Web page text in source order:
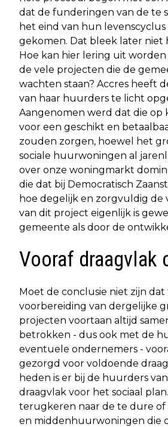
dat de funderingen van de te
het eind van hun levenscyclus
gekomen. Dat bleek later niet
Hoe kan hier lering uit
de vele projecten die de
wachten staan? Accres heeft
van haar huurders te licht
Aangenomen werd dat die op
voor een geschikt en
zouden zorgen, hoewel het
sociale huurwoningen al
over onze woningmarkt
die dat bij Democratisch
hoe degelijk en zorgvuldig de
van dit project eigenlijk is
gemeente als door de
Vooraf draagvlak
Moet de conclusie niet zijn dat
voorbereiding van dergelijke
projecten voortaan altijd
betrokken - dus ook met de
eventuele ondernemers -
gezorgd voor voldoende
heden is er bij de huurders
draagvlak voor het sociaal
terugkeren naar de te dure of
en middenhuurwoningen die